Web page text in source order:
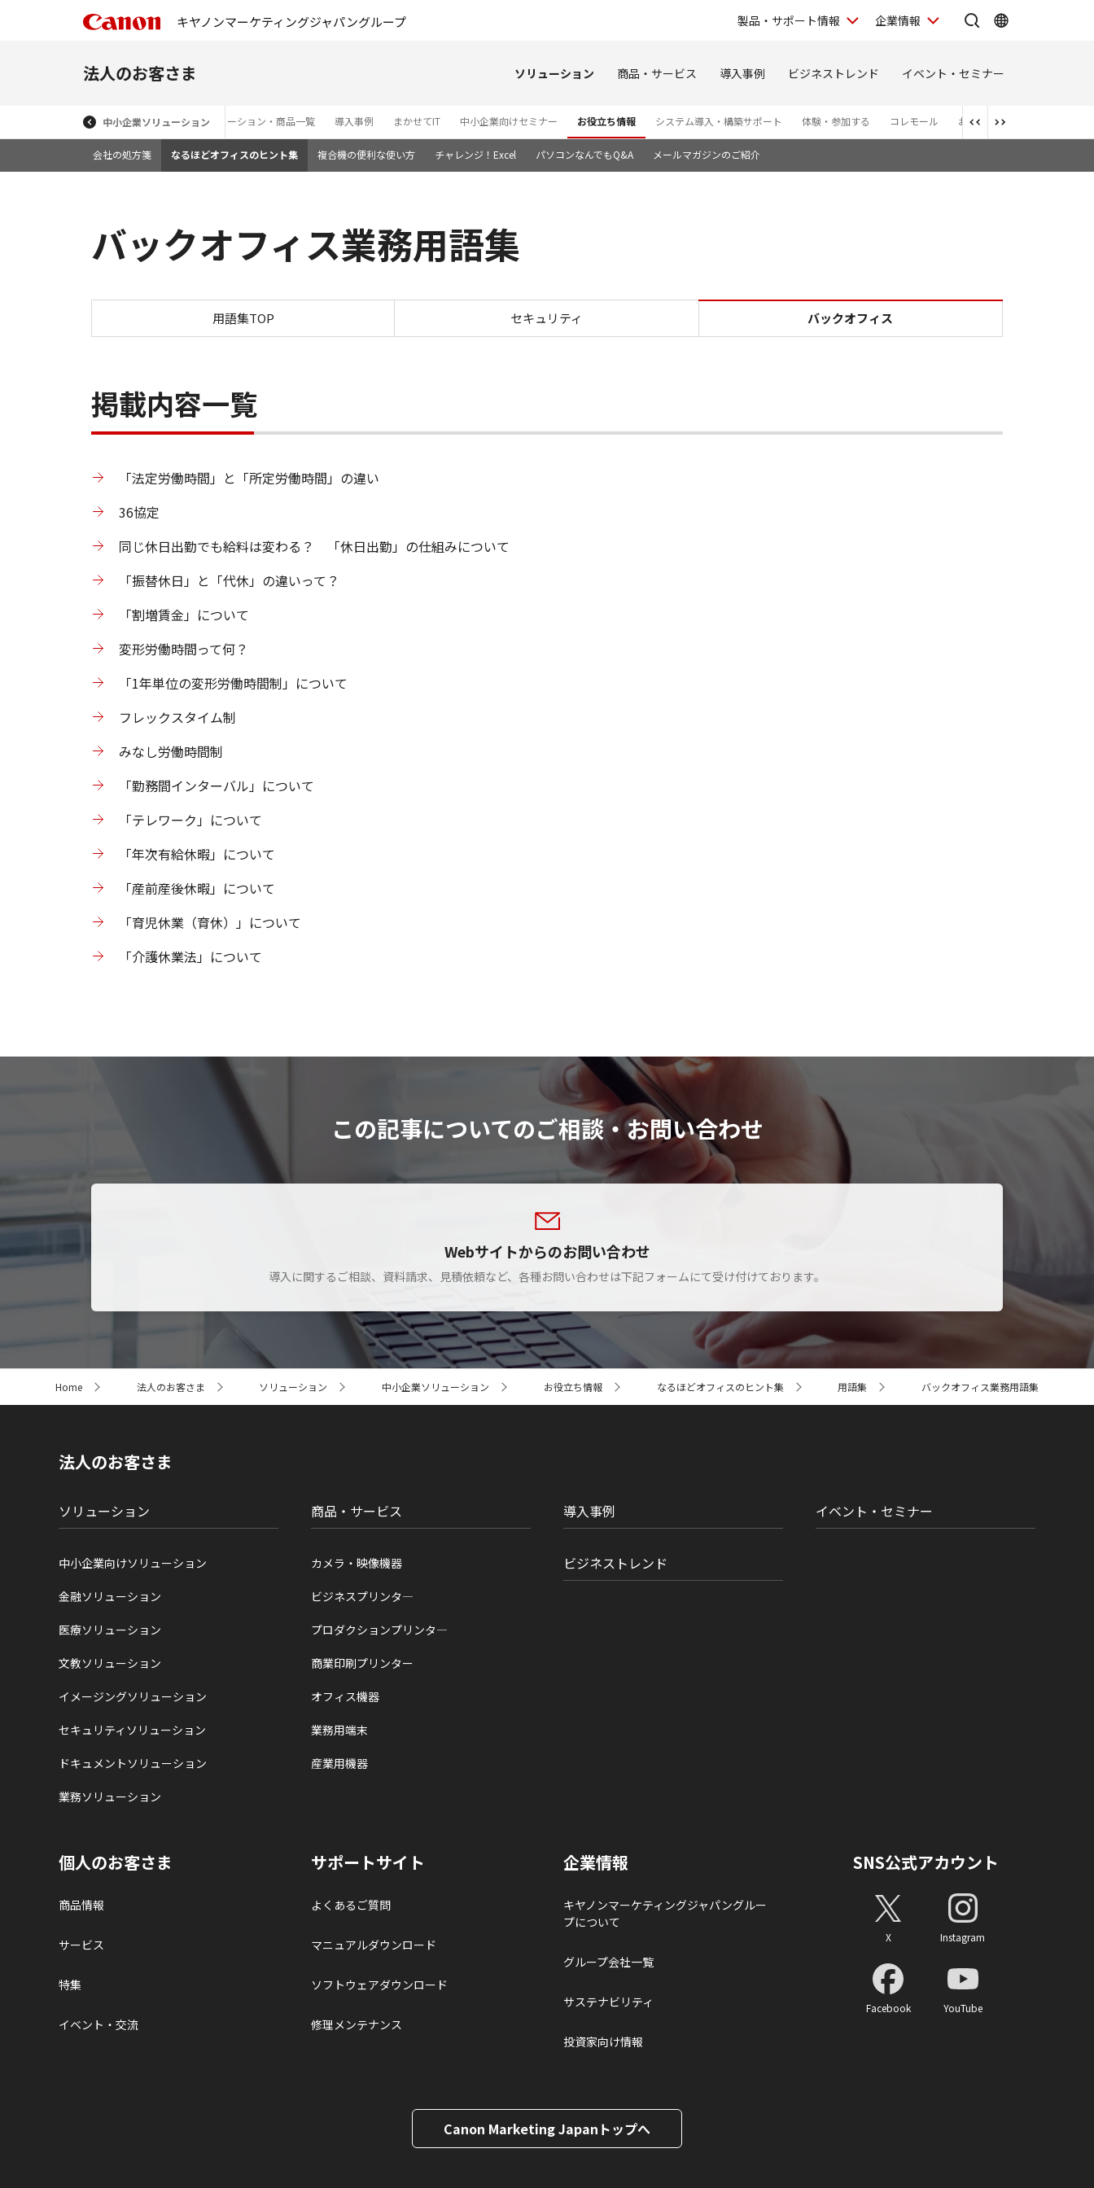
キヤノンマーケティングジャパングループ 製品・サポート情報 企業情報
法人のお客さま ソリューション 商品・サービス 導入事例 ビジネストレンド イベント・セミナー
中小企業ソリューションソリューション・商品一覧 導入事例 まかせてIT 中小企業向けセミナー お役立ち情報 システム導入・構築サポート 体験・参加する コレモール お問い合わせ
会社の処方箋 なるほどオフィスのヒント集 複合機の便利な使い方 チャレンジ！Excel パソコンなんでもQ&A メールマガジンのご紹介
バックオフィス業務用語集
バックオフィス業務用語集
用語集TOP セキュリティ バックオフィス
掲載内容一覧
「法定労働時間」と「所定労働時間」の違い
36協定
同じ休日出勤でも給料は変わる？ 「休日出勤」の仕組みについて
「振替休日」と「代休」の違いって？
「割増賃金」について
変形労働時間って何？
「1年単位の変形労働時間制」について
フレックスタイム制
みなし労働時間制
「勤務間インターバル」について
「テレワーク」について
「年次有給休暇」について
「産前産後休暇」について
「育児休業（育休）」について
「介護休業法」について
この記事についてのご相談・お問い合わせ
Webサイトからのお問い合わせ
導入に関するご相談、資料請求、見積依頼など、各種お問い合わせは下記フォームにて受け付けております。
ト
Home 法人のお客さま ソリューション 中小企業ソリューション お役立ち情報 なるほどオフィスのヒント集 用語集 バックオフィス業務用語集
法人のお客さま
ソリューション
中小企業向けソリューション
金融ソリューション
医療ソリューション
文教ソリューション
イメージングソリューション
セキュリティソリューション
ドキュメントソリューション
業務ソリューション
商品・サービス
カメラ・映像機器
ビジネスプリンタ―
プロダクションプリンタ―
商業印刷プリンター
オフィス機器
業務用端末
産業用機器
導入事例
ビジネストレンド
イベント・セミナー
個人のお客さま
商品情報
サービス
特集
イベント・交流
サポートサイト
よくあるご質問
マニュアルダウンロード
ソフトウェアダウンロード
修理メンテナンス
企業情報
キヤノンマーケティングジャパングルー
プについて
グループ会社一覧
サステナビリティ
投資家向け情報
SNS公式アカウント
X Instagram
Facebook YouTube
Canon Marketing Japanトップへ